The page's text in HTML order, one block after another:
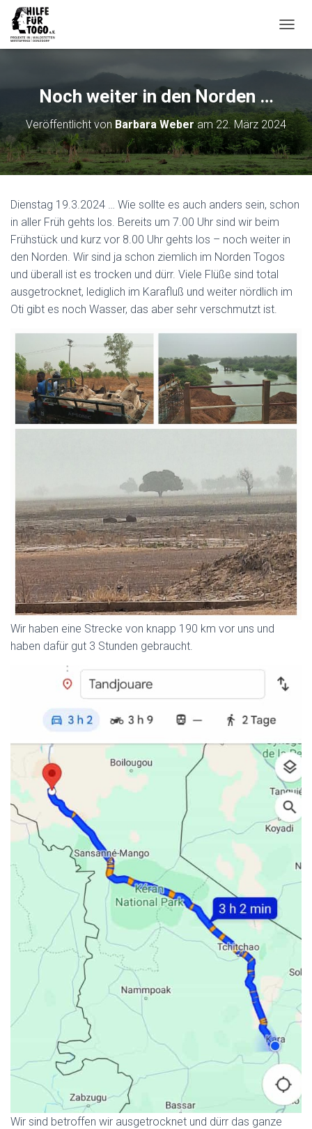
A
I
T
I
O
N
U
C
Noch weiter in den Norden …
Veröffentlicht von Barbara Weberam22. März 2024
Dienstag 19.3.2024 … Wie sollte es auch anders sein, schon
in aller Früh gehts los. Bereits um 7.00 Uhr sind wir beim
Frühstück und kurz vor 8.00 Uhr gehts los – noch weiter in
den Norden. Wir sind ja schon ziemlich im Norden Togos
und überall ist es trocken und dürr. Viele Flüße sind total
ausgetrocknet, lediglich im Karafluß und weiter nördlich im
Oti gibt es noch Wasser, das aber sehr verschmutzt ist.
Wir haben eine Strecke von knapp 190 km vor uns und
haben dafür gut 3 Stunden gebraucht.
Wir sind betroffen wir ausgetrocknet und dürr das ganze